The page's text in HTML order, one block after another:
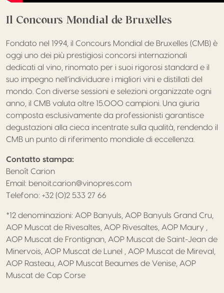
Il Concours Mondial de Bruxelles
Fondato nel 1994, il Concours Mondial de Bruxelles (CMB) è
oggi uno dei più prestigiosi concorsi internazionali
dedicati al vino, rinomato per i suoi rigorosi standard e il
suo impegno nell’individuare i migliori vini e distillati del
mondo. Con diverse sessioni e selezioni organizzate ogni
anno, il CMB valuta oltre 15.000 campioni. Una giuria
composta esclusivamente da professionisti garantisce
degustazioni alla cieca incentrate sulla qualità, rendendo il
CMB un punto di riferimento mondiale di eccellenza.
Contatto stampa:
Benoît Carion
Email: benoit.carion@vinopres.com
Telefono: +32 (0)2 533 27 66
*12 denominazioni: AOP Banyuls, AOP Banyuls Grand Cru,
AOP Muscat de Rivesaltes, AOP Rivesaltes, AOP Maury ,
AOP Muscat de Frontignan, AOP Muscat de Saint-Jean de
Minervois, AOP Muscat de Lunel , AOP Muscat de Mireval,
AOP Rasteau, AOP Muscat Beaumes de Venise, AOP
Muscat de Cap Corse